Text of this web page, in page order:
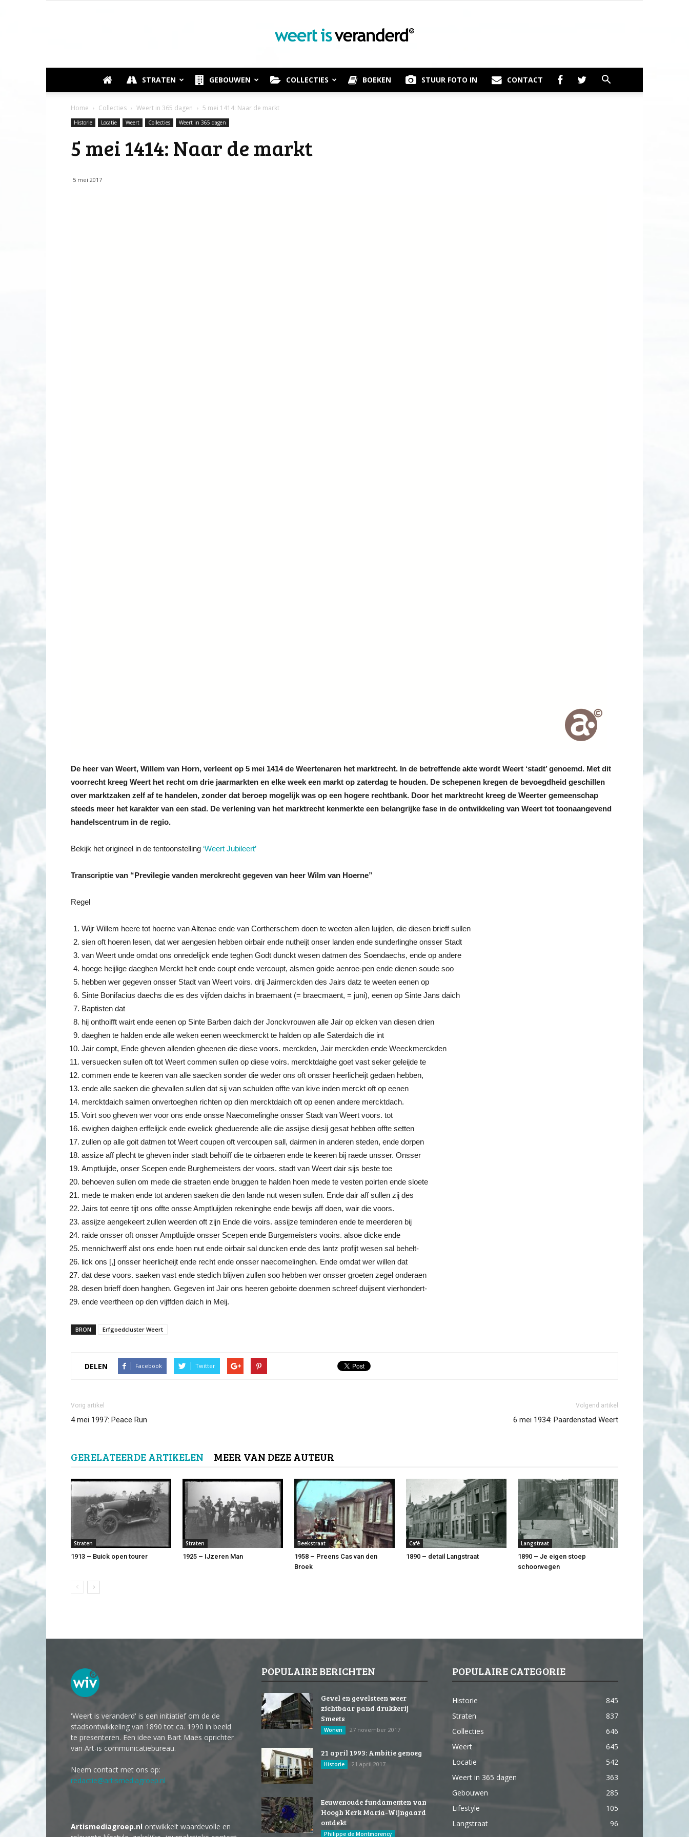
Weert
STRATEN GEBOUWEN COLLECTIES BOEKEN STUUR FOTO IN CONTACT
Home Collecties Weert in 365 dagen 5 mei 1414: Naar de markt
Historie Locatie Weert Collecties Weert in 365 dagen
5 mei 1414: Naar de markt
5 mei 2017
De heer van Weert, Willem van Horn, verleent op 5 mei 1414 de Weertenaren het marktrecht. In de betreffende akte wordt Weert ‘stadt’ genoemd. Met dit
voorrecht kreeg Weert het recht om drie jaarmarkten en elke week een markt op zaterdag te houden. De schepenen kregen de bevoegdheid geschillen
over marktzaken zelf af te handelen, zonder dat beroep mogelijk was op een hogere rechtbank. Door het marktrecht kreeg de Weerter gemeenschap
steeds meer het karakter van een stad. De verlening van het marktrecht kenmerkte een belangrijke fase in de ontwikkeling van Weert tot toonaangevend
handelscentrum in de regio.
Bekijk het origineel in de tentoonstelling ‘Weert Jubileert’
Transcriptie van “Previlegie vanden merckrecht gegeven van heer Wilm van Hoerne”
Regel
Wijr Willem heere tot hoerne van Altenae ende van Cortherschem doen te weeten allen luijden, die diesen brieff sullen
sien oft hoeren lesen, dat wer aengesien hebben oirbair ende nutheijt onser landen ende sunderlinghe onsser Stadt
van Weert unde omdat ons onredelijck ende teghen Godt dunckt wesen datmen des Soendaechs, ende op andere
hoege heijlige daeghen Merckt helt ende coupt ende vercoupt, alsmen goide aenroe-pen ende dienen soude soo
hebben wer gegeven onsser Stadt van Weert voirs. drij Jairmerckden des Jairs datz te weeten eenen op
Sinte Bonifacius daechs die es des vijfden daichs in braemaent (= braecmaent, = juni), eenen op Sinte Jans daich
Baptisten dat
hij onthoifft wairt ende eenen op Sinte Barben daich der Jonckvrouwen alle Jair op elcken van diesen drien
daeghen te halden ende alle weken eenen weeckmerckt te halden op alle Saterdaich die int
Jair compt, Ende gheven allenden gheenen die diese voors. merckden, Jair merckden ende Weeckmerckden
versuecken sullen oft tot Weert commen sullen op diese voirs. mercktdaighe goet vast seker geleijde te
commen ende te keeren van alle saecken sonder die weder ons oft onsser heerlicheijt gedaen hebben,
ende alle saeken die ghevallen sullen dat sij van schulden offte van kive inden merckt oft op eenen
mercktdaich salmen onvertoeghen richten op dien mercktdaich oft op eenen andere mercktdach.
Voirt soo gheven wer voor ons ende onsse Naecomelinghe onsser Stadt van Weert voors. tot
ewighen daighen erffelijck ende ewelick gheduerende alle die assijse diesij gesat hebben offte setten
zullen op alle goit datmen tot Weert coupen oft vercoupen sall, dairmen in anderen steden, ende dorpen
assize aff plecht te gheven inder stadt behoiff die te oirbaeren ende te keeren bij raede unsser. Onsser
Amptluijde, onser Scepen ende Burghemeisters der voors. stadt van Weert dair sijs beste toe
behoeven sullen om mede die straeten ende bruggen te halden hoen mede te vesten poirten ende sloete
mede te maken ende tot anderen saeken die den lande nut wesen sullen. Ende dair aff sullen zij des
Jairs tot eenre tijt ons offte onsse Amptluijden rekeninghe ende bewijs aff doen, wair die voors.
assijze aengekeert zullen weerden oft zijn Ende die voirs. assijze teminderen ende te meerderen bij
raide onsser oft onsser Amptluijde onsser Scepen ende Burgemeisters vooirs. alsoe dicke ende
mennichwerff alst ons ende hoen nut ende oirbair sal duncken ende des lantz profijt wesen sal behelt-
lick ons [,] onsser heerlicheijt ende recht ende onsser naecomelinghen. Ende omdat wer willen dat
dat dese voors. saeken vast ende stedich blijven zullen soo hebben wer onsser groeten zegel onderaen
desen brieff doen hanghen. Gegeven int Jair ons heeren geboirte doenmen schreef duijsent vierhondert-
ende veertheen op den vijffden daich in Meij.
BRON Erfgoedcluster Weert
DELEN Facebook Twitter
Vorig artikel
4 mei 1997: Peace Run
Volgend artikel
6 mei 1934: Paardenstad Weert
GERELATEERDE ARTIKELEN MEER VAN DEZE AUTEUR
Straten
1913 – Buick open tourer
Straten
1925 – IJzeren Man
Beekstraat
1958 – Preens Cas van den
Broek
Café
1890 – detail Langstraat
Langstraat
1890 – Je eigen stoep
schoonvegen
'Weert is veranderd' is een initiatief om de de
stadsontwikkeling van 1890 tot ca. 1990 in beeld
te presenteren. Een idee van Bart Maes oprichter
van Art-is communicatiebureau.
Neem contact met ons op:
redactie@artismediagroep.nl
Artismediagroep.nl ontwikkelt waardevolle en
POPULAIRE BERICHTEN
Gevel en gevelsteen weer
zichtbaar pand drukkerij
Smeets
Wonen 27 november 2017
21 april 1993: Ambitie genoeg
Historie 21 april 2017
Eeuwenoude fundamenten van
Hoogh Kerk Maria-Wijngaard
ontdekt
Philippe de Montmorency
POPULAIRE CATEGORIE
Historie
845
Straten
837
Collecties
646
Weert
645
Locatie
542
Weert in 365 dagen
363
Gebouwen
285
Lifestyle
105
Langstraat
96